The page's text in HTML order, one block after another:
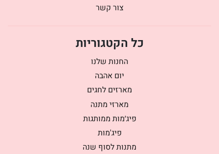
צור קשר
כל הקטגוריות
החנות שלנו
יום אהבה
מארזים לחגים
מארזי מתנה
פיג׳מות ממותגות
פיג'מות
מתנות לסוף שנה